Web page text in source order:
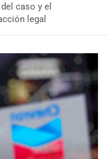
caso y el
legal